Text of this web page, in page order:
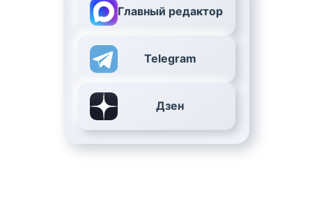
Главный редактор
Telegram
Дзен